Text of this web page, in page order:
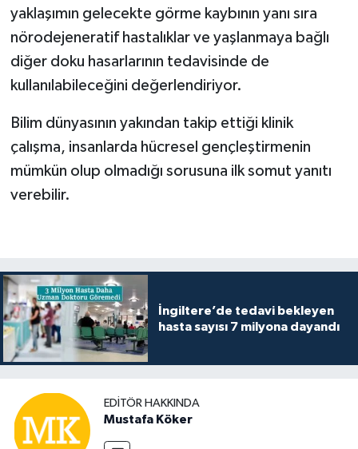
yaklaşımın gelecekte görme kaybının yanı sıra
nörodejeneratif hastalıklar ve yaşlanmaya bağlı
diğer doku hasarlarının tedavisinde de
kullanılabileceğini değerlendiriyor.
Bilim dünyasının yakından takip ettiği klinik
çalışma, insanlarda hücresel gençleştirmenin
mümkün olup olmadığı sorusuna ilk somut yanıtı
verebilir.
İngiltere’de tedavi bekleyen
hasta sayısı 7 milyona dayandı
EDITÖR HAKKINDA
Mustafa Köker